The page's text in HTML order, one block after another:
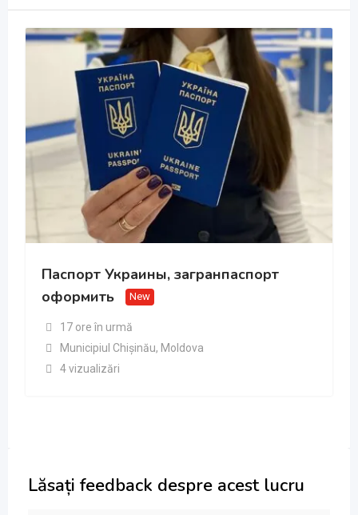
Паспорт Украины, загранпаспорт
оформить
New
17 ore în urmă
Municipiul Chișinău, Moldova
4 vizualizări
Lăsați feedback despre acest lucru